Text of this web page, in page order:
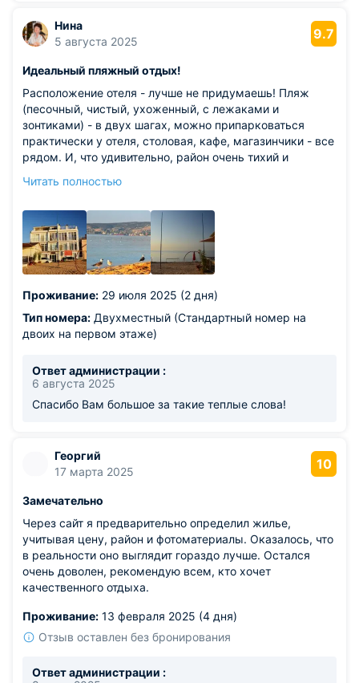
Нина
5 августа 2025
9.7
Идеальный пляжный отдых!
Расположение отеля - лучше не придумаешь! Пляж
(песочный, чистый, ухоженный, с лежаками и
зонтиками) - в двух шагах, можно припарковаться
практически у отеля, столовая, кафе, магазинчики - все
рядом. И, что удивительно, район очень тихий и
приветливая. Мы приехали раньше договоренного
необходимое для проживания в номере есть. Постель
удобная, кондиционер - что надо! Недалеко по
коридору кухня со всем необходимым, чтобы
разогреть и ли приготовить еду, есть чайник, который
рекомендую!
Из недостатков: после долгого раздумья не могу
назвать ни одного фактора, который можно было бы
в шаговой доступности от пляжа в недорогой ценовой
категории - идеально!
Читать полностью
Проживание: 29 июля 2025 (2 дня)
Тип номера: Двухместный (Стандартный номер на
двоих на первом этаже)
Ответ администрации :
6 августа 2025
Спасибо Вам большое за такие теплые слова!
Георгий
17 марта 2025
10
Замечательно
Через сайт я предварительно определил жилье,
учитывая цену, район и фотоматериалы. Оказалось, что
в реальности оно выглядит гораздо лучше. Остался
очень доволен, рекомендую всем, кто хочет
качественного отдыха.
Проживание: 13 февраля 2025 (4 дня)
Отзыв оставлен без бронирования
Ответ администрации :